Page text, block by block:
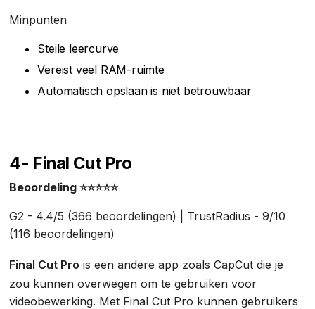
Minpunten
Steile leercurve
Vereist veel RAM-ruimte
Automatisch opslaan is niet betrouwbaar
4- Final Cut Pro
Beoordeling ⭐⭐⭐⭐⭐
G2 - 4.4/5 (366 beoordelingen) | TrustRadius - 9/10
(116 beoordelingen)
Final Cut Pro is een andere app zoals CapCut die je
zou kunnen overwegen om te gebruiken voor
videobewerking. Met Final Cut Pro kunnen gebruikers